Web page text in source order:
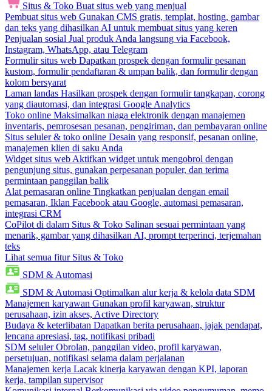
Situs & Toko Buat situs web yang menjual
Pembuat situs web Gunakan CMS gratis, templat, hosting, gambar
dan teks yang dihasilkan AI untuk membuat situs yang keren
Penjualan sosial Jual produk Anda langsung via Facebook,
Instagram, WhatsApp, atau Telegram
Formulir situs web Dapatkan prospek dengan formulir pesanan
kustom, formulir pendaftaran & umpan balik, dan formulir dengan
kolom bersyarat
Laman landas Hasilkan prospek dengan formulir tangkapan, corong
yang diautomasi, dan integrasi Google Analytics
Toko online Maksimalkan niaga elektronik dengan manajemen
inventaris, pemrosesan pesanan, pengiriman, dan pembayaran online
Situs seluler & toko online Desain yang responsif, pesanan online,
manajemen klien di saku Anda
Widget situs web Aktifkan widget untuk mengobrol dengan
pengunjung situs, gunakan perpesanan populer, dan terima
permintaan panggilan balik
Alat pemasaran online Tingkatkan penjualan dengan email
pemasaran, Iklan Facebook atau Google, automasi pemasaran,
integrasi CRM
CoPilot di dalam Situs & Toko Salinan sesuai permintaan yang
menarik, gambar yang dihasilkan AI, prompt terperinci, terjemahan
teks
Lihat semua fitur Situs & Toko
SDM & Automasi
SDM & Automasi Optimalkan alur kerja & kelola data SDM
Manajemen karyawan Gunakan profil karyawan, struktur
perusahaan, izin akses, Active Directory
Budaya & keterlibatan Dapatkan berita perusahaan, jajak pendapat,
lencana apresiasi, tag, notifikasi pribadi
SDM seluler Obrolan, panggilan video, profil karyawan,
persetujuan, notifikasi selama dalam perjalanan
Manajemen kerja Lacak kinerja karyawan dengan KPI, laporan
kerja, tampilan supervisor